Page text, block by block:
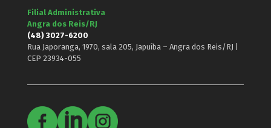
Filial Administrativa
Angra dos Reis/RJ
(48) 3027-6200
Rua Japoranga, 1970, sala 205, Japuíba – Angra dos Reis/RJ |
CEP 23934-055